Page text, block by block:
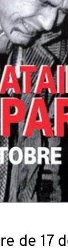
de 17